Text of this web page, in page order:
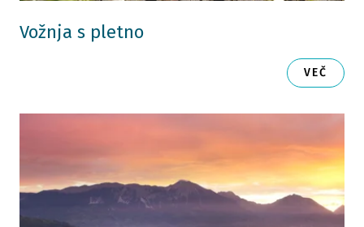
Vožnja s pletno
VEČ